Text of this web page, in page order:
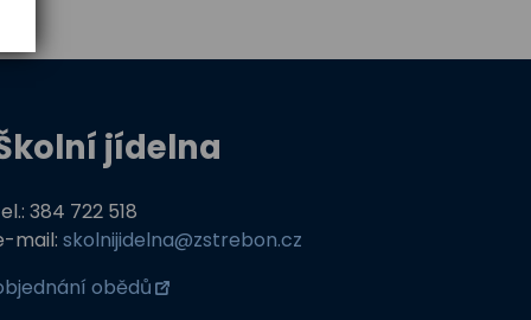
jídelna
384 722 518
mail:skolnijidelna@zstrebon.cz
obědů